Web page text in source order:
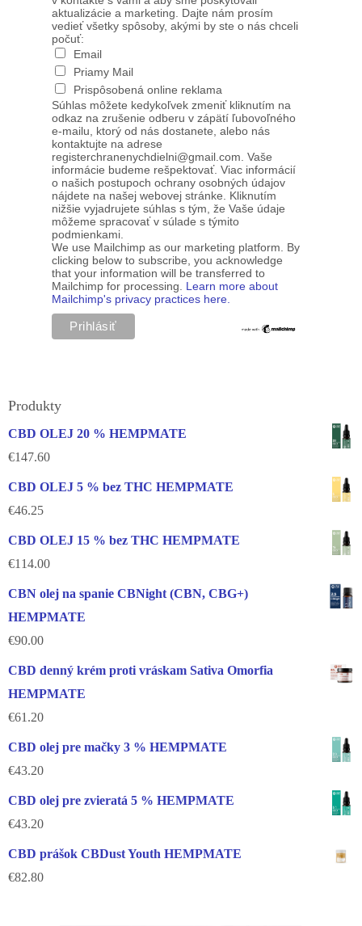
aktualizácie a marketing. Dajte nám prosím
vedieť všetky spôsoby, akými by ste o nás chceli
počuť:
Email
Priamy Mail
Prispôsobená online reklama
Súhlas môžete kedykoľvek zmeniť kliknutím na
odkaz na zrušenie odberu v zápätí ľubovoľného
e-mailu, ktorý od nás dostanete, alebo nás
kontaktujte na adrese
registerchranenychdielni@gmail.com. Vaše
informácie budeme rešpektovať. Viac informácií
o našich postupoch ochrany osobných údajov
nájdete na našej webovej stránke. Kliknutím
nižšie vyjadrujete súhlas s tým, že Vaše údaje
môžeme spracovať v súlade s týmito
podmienkami.
We use Mailchimp as our marketing platform. By
clicking below to subscribe, you acknowledge
that your information will be transferred to
Mailchimp for processing. Learn more about
Mailchimp's privacy practices here.
Produkty
CBD OLEJ 20 % HEMPMATE
€147.60
CBD OLEJ 5 % bez THC HEMPMATE
€46.25
CBD OLEJ 15 % bez THC HEMPMATE
€114.00
CBN olej na spanie CBNight (CBN, CBG+)
HEMPMATE
€90.00
CBD denný krém proti vráskam Sativa Omorfia
HEMPMATE
€61.20
CBD olej pre mačky 3 % HEMPMATE
€43.20
CBD olej pre zvieratá 5 % HEMPMATE
€43.20
CBD prášok CBDust Youth HEMPMATE
€82.80